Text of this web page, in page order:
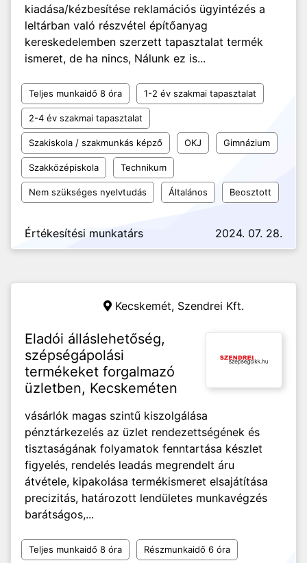
kiadása/kézbesítése reklamációs ügyintézés a
leltárban való részvétel építőanyag
kereskedelemben szerzett tapasztalat termék
ismeret, de ha nincs, Nálunk ez is...
Teljes munkaidő 8 óra 1-2 év szakmai tapasztalat
2-4 év szakmai tapasztalat
Szakiskola / szakmunkás képző OKJ Gimnázium
Szakközépiskola Technikum
Nem szükséges nyelvtudás Általános Beosztott
Értékesítési munkatárs 2024. 07. 28.
Kecskemét, Szendrei Kft.
Eladói álláslehetőség,
szépségápolási
termékeket forgalmazó
üzletben, Kecskeméten
vásárlók magas szintű kiszolgálása
pénztárkezelés az üzlet rendezettségének és
tisztaságának folyamatok fenntartása készlet
figyelés, rendelés leadás megrendelt áru
átvétele, kipakolása termékismeret elsajátítása
precizitás, határozott lendületes munkavégzés
barátságos,...
Teljes munkaidő 8 óra Részmunkaidő 6 óra